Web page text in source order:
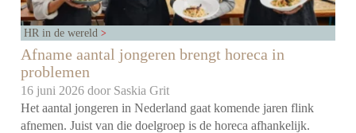
HR in de wereld
Afname aantal jongeren brengt horeca in
problemen
16 juni 2026 door Saskia Grit
Het aantal jongeren in Nederland gaat komende jaren flink
afnemen. Juist van die doelgroep is de horeca afhankelijk.